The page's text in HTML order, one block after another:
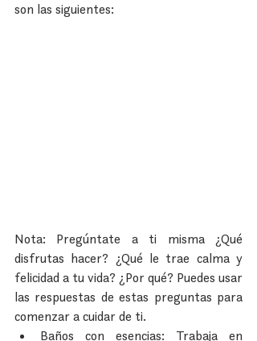
son las siguientes:
Nota: Pregúntate a ti misma ¿Qué
disfrutas hacer? ¿Qué le trae calma y
felicidad a tu vida? ¿Por qué? Puedes usar
las respuestas de estas preguntas para
comenzar a cuidar de ti.
Baños con esencias: Trabaja en